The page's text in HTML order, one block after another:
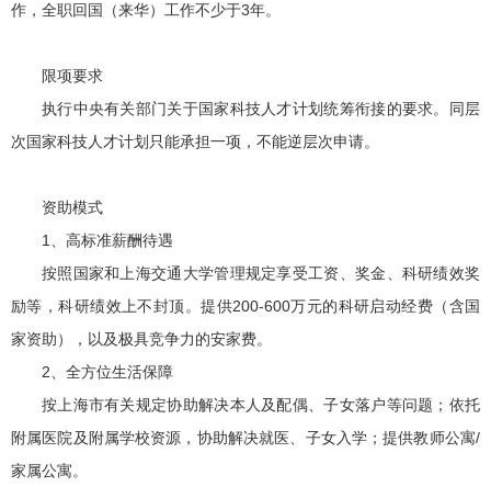
作，全职回国（来华）工作不少于3年。
限项要求
执行中央有关部门关于国家科技人才计划统筹衔接的要求。同层
次国家科技人才计划只能承担一项，不能逆层次申请。
资助模式
1、高标准薪酬待遇
按照国家和上海交通大学管理规定享受工资、奖金、科研绩效奖
励等，科研绩效上不封顶。提供200-600万元的科研启动经费（含国
家资助），以及极具竞争力的安家费。
2、全方位生活保障
按上海市有关规定协助解决本人及配偶、子女落户等问题；依托
附属医院及附属学校资源，协助解决就医、子女入学；提供教师公寓/
家属公寓。